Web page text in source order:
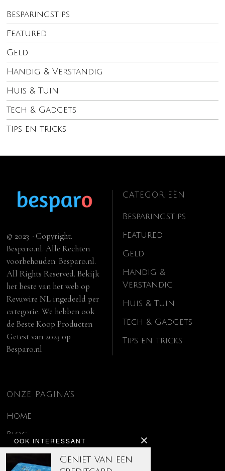
Besparingstips
Featured
Geld
Handig & Verstandig
Huis & Tuin
Tech & Gadgets
Tips en tricks
OOK INTERESSANT
Geniet van een
© 2023 - Copyright.
Besparo.nl. Alle Rechten
voorbehouden. Besparo.nl.
All Rights Reserved. Bekijk
het beste van het web op
Revuwire NL ingedeeld per
categorie. We hebben ook
deBeste Koop Producten
Getest van 2023 op
Besparo.nl
CATEGORIEËN
Besparingstips
Featured
Geld
Handig &
Verstandig
Huis & Tuin
Tech & Gadgets
Tips en tricks
ONZE PAGINA’S
Home
Blog
Contact